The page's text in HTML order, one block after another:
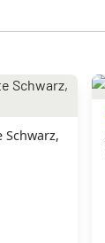
Schwarz,